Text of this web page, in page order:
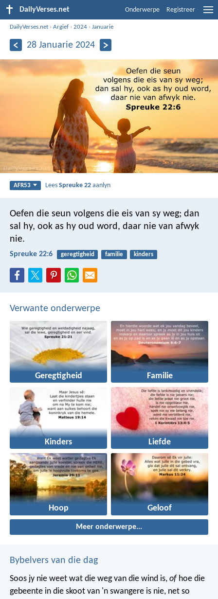
DailyVerses.net Onderwerpe Registreer
DailyVerses.net ›Argief ›2024 ›Januarie
28 Januarie 2024
AFR53 LeesSpreuke 22 aanlyn
Oefen die seun volgens die eis van sy weg; dan
sal hy, ook as hy oud word, daar nie van afwyk
nie.
Spreuke 22:6 geregtigheid familie kinders
Verwante onderwerpe
Geregtigheid Familie
Kinders Liefde
Hoop Geloof
Meer onderwerpe...
Bybelvers van die dag
Soos jy nie weet wat die weg van die wind is, of hoe die
gebeente in die skoot van 'n swangere is nie, net so